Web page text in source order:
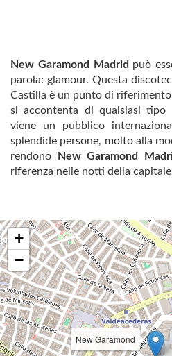
New Garamond Madrid può
parola: glamour. Questa
Castilla è un punto di
si accontenta di qualsiasi
viene un pubblico
splendide persone, molto alla
rendono New Garamond
riferenza nelle notti della